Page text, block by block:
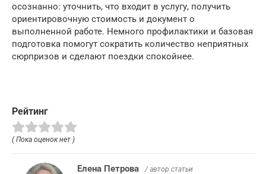
осознанно: уточнить, что входит в услугу, получить
ориентировочную стоимость и документ о
выполненной работе. Немного профилактики и базовая
подготовка помогут сократить количество неприятных
сюрпризов и сделают поездки спокойнее.
Рейтинг
( Пока оценок нет )
Елена Петрова / автор статьи